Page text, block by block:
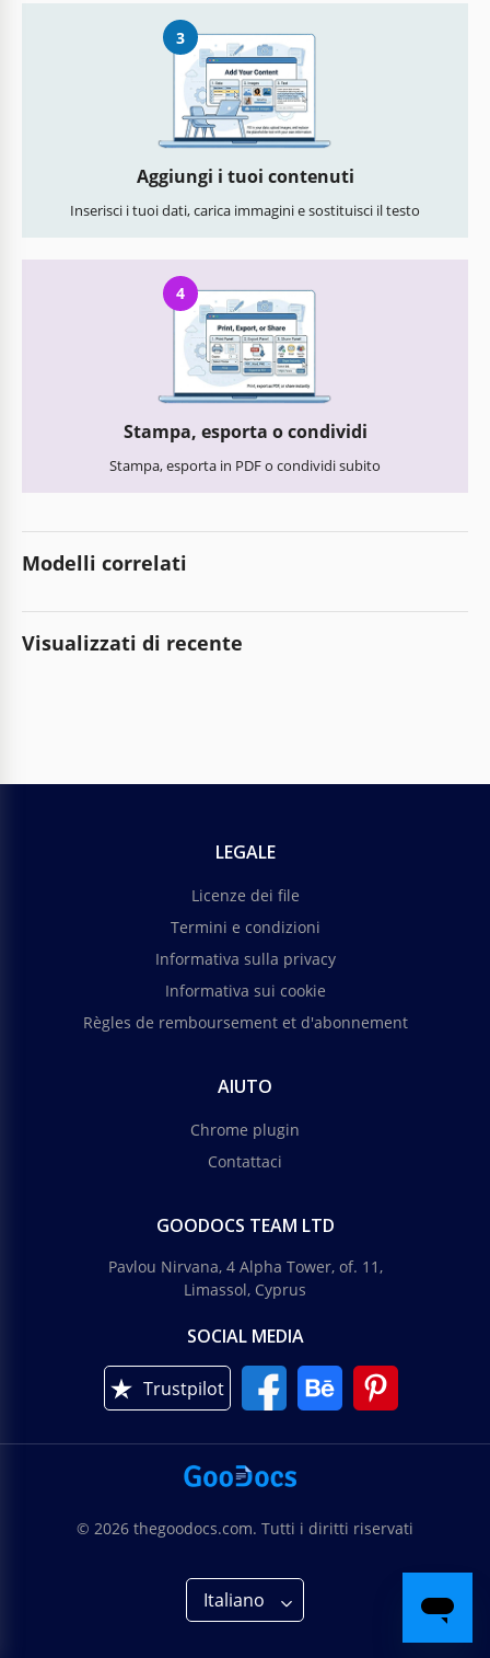
3
Aggiungi i tuoi contenuti
Inserisci i tuoi dati, carica immagini e sostituisci il testo
4
Stampa, esporta o condividi
Stampa, esporta in PDF o condividi subito
Modelli correlati
Visualizzati di recente
LEGALE
Licenze dei file
Termini e condizioni
Informativa sulla privacy
Informativa sui cookie
Règles de remboursement et d'abonnement
AIUTO
Chrome plugin
Contattaci
GOODOCS TEAM LTD
Pavlou Nirvana, 4 Alpha Tower, of. 11,
Limassol, Cyprus
SOCIAL MEDIA
Trustpilot
© 2026 thegoodocs.com. Tutti i diritti riservati
Italiano